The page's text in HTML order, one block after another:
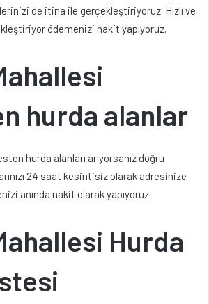
de itina ile gerçekleştiriyoruz. Hızlı ve
ödemenizi nakit yapıyoruz.
hurda alanlar
hurda alanları arıyorsanız doğru
24 saat kesintisiz olarak adresinize
anında nakit olarak yapıyoruz.
Hurda